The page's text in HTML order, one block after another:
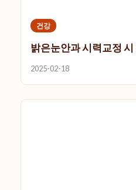
건강
밝은눈안과 시력교정
2025-02-18